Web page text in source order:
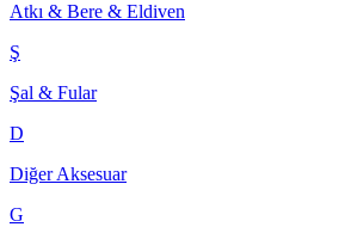
Atkı & Bere & Eldiven
Ş
Şal & Fular
D
Diğer Aksesuar
G